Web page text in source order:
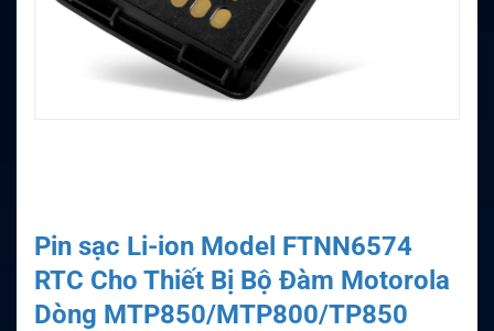
Pin sạc Li-ion Model FTNN6574
RTC Cho Thiết Bị Bộ Đàm Motorola
Dòng MTP850/MTP800/TP850